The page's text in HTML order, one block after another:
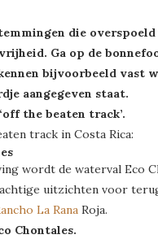
die
Ga op de
bijvoorbeeld vast
aangegeven staat.
the beaten track’.
track in Costa Rica:
wordt de waterval Eco
uitzichten voor
La Rana Roja.
Chontales.